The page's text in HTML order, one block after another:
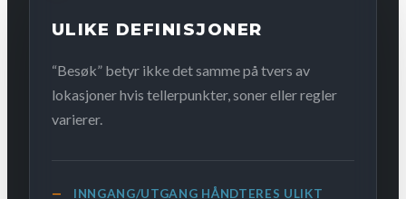
ULIKE DEFINISJONER
“Besøk” betyr ikke det samme på tvers av
lokasjoner hvis tellerpunkter, soner eller regler
varierer.
INNGANG/UTGANG HÅNDTERES ULIKT